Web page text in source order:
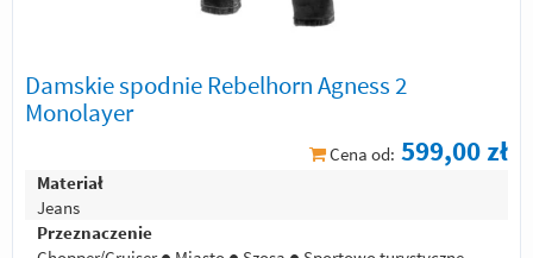
Damskie spodnie Rebelhorn Agness 2
Monolayer
Cena od: 599,00 zł
Materiał
Jeans
Przeznaczenie